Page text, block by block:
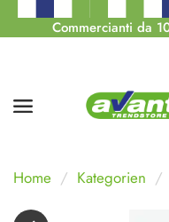
Commercianti da
Home Kategorien